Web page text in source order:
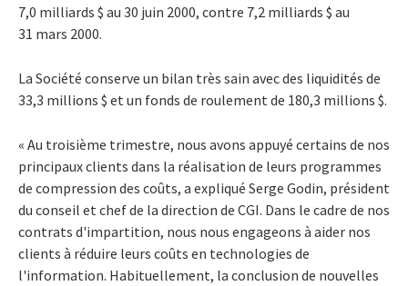
7,0 milliards $ au 30 juin 2000, contre 7,2 milliards $ au
31 mars 2000.
La Société conserve un bilan très sain avec des liquidités de
33,3 millions $ et un fonds de roulement de 180,3 millions $.
« Au troisième trimestre, nous avons appuyé certains de nos
principaux clients dans la réalisation de leurs programmes
de compression des coûts, a expliqué Serge Godin, président
du conseil et chef de la direction de CGI. Dans le cadre de nos
contrats d'impartition, nous nous engageons à aider nos
clients à réduire leurs coûts en technologies de
l'information. Habituellement, la conclusion de nouvelles